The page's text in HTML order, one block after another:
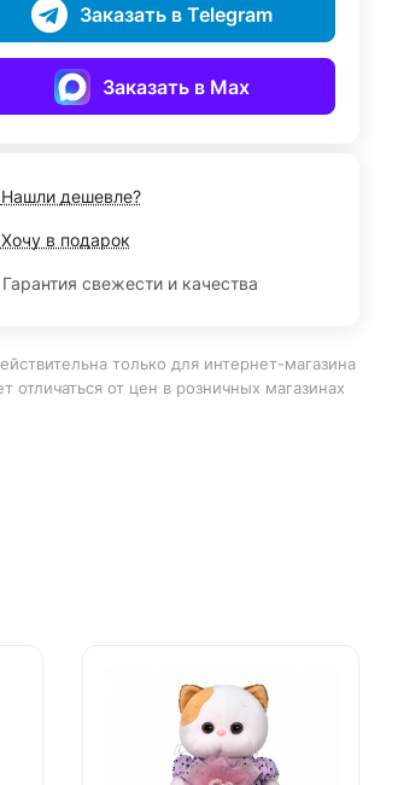
Заказать в Telegram
Заказать в Max
Нашли дешевле?
Хочу в подарок
Гарантия свежести и качества
только для интернет-магазина
отличаться от цен в розничных магазинах